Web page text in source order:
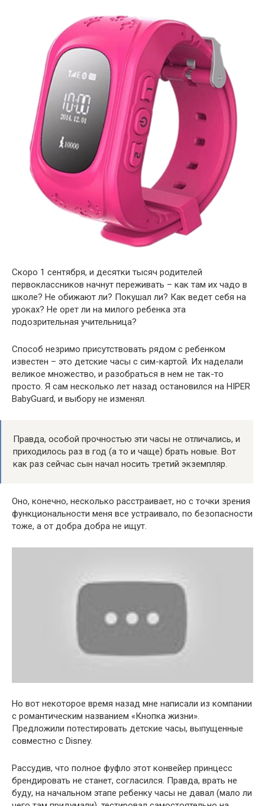
Скоро 1 сентября, и десятки тысяч родителей
первоклассников начнут переживать – как там их чадо в
школе? Не обижают ли? Покушал ли? Как ведет себя на
уроках? Не орет ли на милого ребенка эта
подозрительная учительница?
Способ незримо присутствовать рядом с ребенком
известен – это детские часы с сим-картой. Их наделали
великое множество, и разобраться в нем не так-то
просто. Я сам несколько лет назад остановился на HIPER
BabyGuard, и выбору не изменял.
Правда, особой прочностью эти часы не отличались, и
приходилось раз в год (а то и чаще) брать новые. Вот
как раз сейчас сын начал носить третий экземпляр.
Оно, конечно, несколько расстраивает, но с точки зрения
функциональности меня все устраивало, по безопасности
тоже, а от добра добра не ищут.
Но вот некоторое время назад мне написали из компании
с романтическим названием «Кнопка жизни».
Предложили потестировать детские часы, выпущенные
совместно с Disney.
Рассудив, что полное фуфло этот конвейер принцесс
брендировать не станет, согласился. Правда, врать не
буду, на начальном этапе ребенку часы не давал (мало ли